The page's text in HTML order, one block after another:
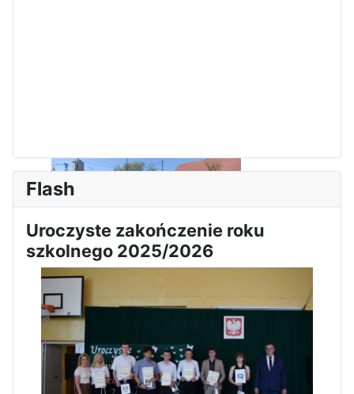
Sukces Kingi na XXXVI
Olimpiadzie Teologii Katolickiej
Obchody Święta Konstytucji 3
Maja w Iłży
Flash
Uroczyste zakończenie roku
szkolnego 2025/2026